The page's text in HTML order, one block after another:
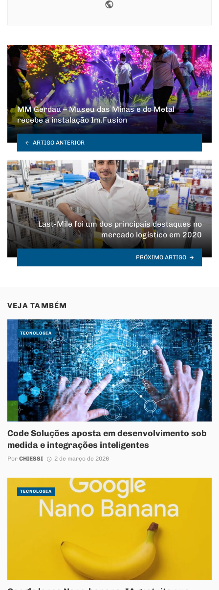
MM Gerdau – Museu das Minas e do Metal
recebe a instalação Im.Fusion
ARTIGO ANTERIOR
Last-Mile foi um dos principais destaques no
mercado logístico em 2020
PRÓXIMO ARTIGO
VEJA TAMBÉM
Code Soluções aposta em desenvolvimento sob
medida e integrações inteligentes
Por CHIESSI 2 de março de 2026
TECNOLOGIA
TECNOLOGIA